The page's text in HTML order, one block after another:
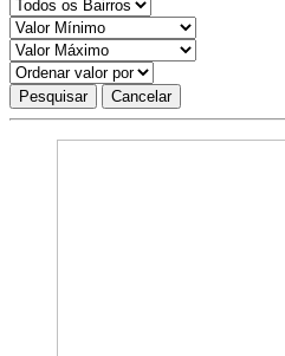
Pesquisar Cancelar